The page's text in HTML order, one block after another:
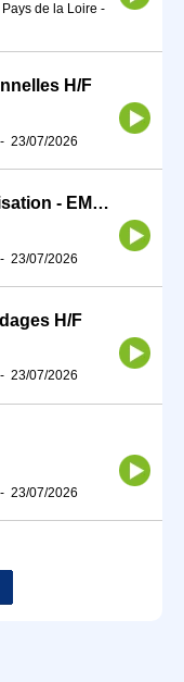
de la Loire -
H/F
- 23/07/2026
Dessinateur projeteur industrialisation - EMR H/F
- 23/07/2026
H/F
- 23/07/2026
- 23/07/2026